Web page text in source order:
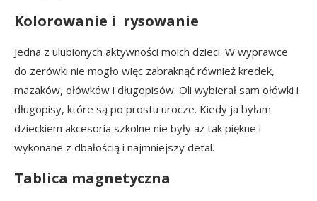
Kolorowanie i rysowanie
Jedna z ulubionych aktywności moich dzieci. W wyprawce
do zerówki nie mogło więc zabraknąć również kredek,
mazaków, ołówków i długopisów. Oli wybierał sam ołówki i
długopisy, które są po prostu urocze. Kiedy ja byłam
dzieckiem akcesoria szkolne nie były aż tak piękne i
wykonane z dbałością i najmniejszy detal.
Tablica magnetyczna